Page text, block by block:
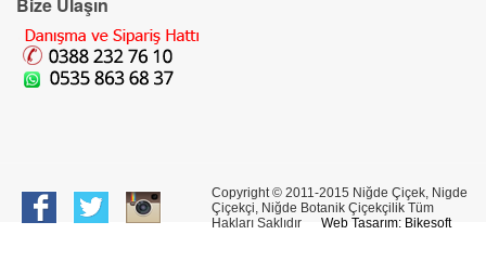
Bize Ulaşın
Copyright © 2011-2015 Niğde Çiçek, Nigde
Çiçekçi, Niğde Botanik Çiçekçilik Tüm
Hakları Saklıdır Web Tasarım: Bikesoft
Banka Bilgileri
Bilgi Merkezi
İletşim